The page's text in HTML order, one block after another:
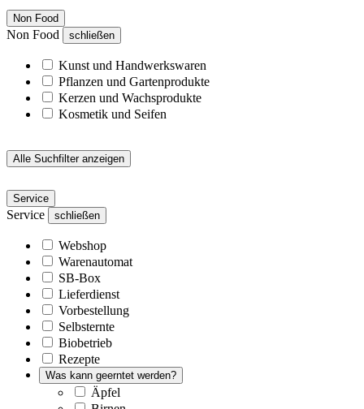
Non Food
Non Food schließen
Kunst und Handwerkswaren
Pflanzen und Gartenprodukte
Kerzen und Wachsprodukte
Kosmetik und Seifen
Alle Suchfilter anzeigen
Service
Service schließen
Webshop
Warenautomat
SB-Box
Lieferdienst
Vorbestellung
Selbsternte
Biobetrieb
Rezepte
Was kann geerntet werden?
Äpfel